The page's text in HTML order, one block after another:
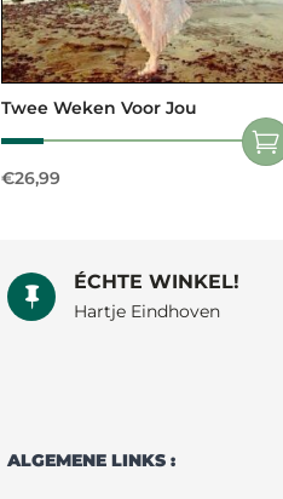
Twee Weken Voor Jou
€26,99

ÉCHTE WINKEL!
Hartje Eindhoven
ALGEMENE LINKS :